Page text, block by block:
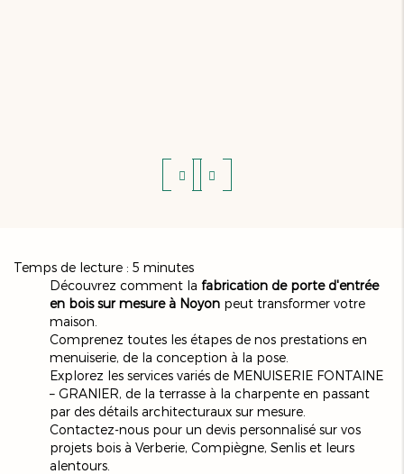
Temps de lecture : 5 minutes
Découvrez comment la fabrication de porte d'entrée
en bois sur mesure à Noyon peut transformer votre
maison.
Comprenez toutes les étapes de nos prestations en
menuiserie, de la conception à la pose.
Explorez les services variés de MENUISERIE FONTAINE
– GRANIER, de la terrasse à la charpente en passant
par des détails architecturaux sur mesure.
Contactez-nous pour un devis personnalisé sur vos
projets bois à Verberie, Compiègne, Senlis et leurs
alentours.